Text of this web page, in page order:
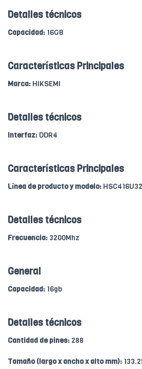
Detalles técnicos
Capacidad: 16GB
Características Principales
Marca: HIKSEMI
Detalles técnicos
Interfaz: DDR4
Características Principales
Línea de producto y modelo:
Detalles técnicos
Frecuencia: 3200Mhz
General
Capacidad: 16gb
Detalles técnicos
Cantidad de pines: 288
Tamaño (largo x ancho x alto mm):